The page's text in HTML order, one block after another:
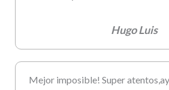
Hugo Luis
Mejor imposible! Super